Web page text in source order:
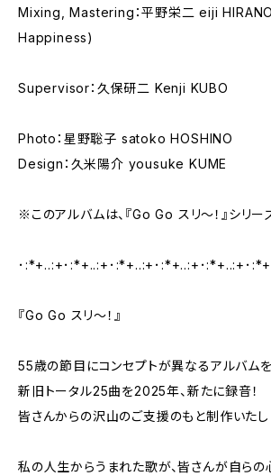
Mixing, Mastering：平野栄二 eiji
Happiness)
Supervisor：久保研二 Kenji KUBO
Photo：星野聡子 satoko HOSHINO
Design：久米陽介 yousuke KUME
※このアルバムは、『Go Go スリ〜！』シリー
･:*+..:+･:*+..:+･:*+..:+･:*+..:+･:*+..:+･
『Go Go スリ〜！』
55歳の節目にコンセプトが異なるアルバム
新旧トータル25曲を2025年、新たに録音！
皆さんからの沢山のご支援のもと制作いたし
私の人生からうまれた歌が、皆さんが自らの